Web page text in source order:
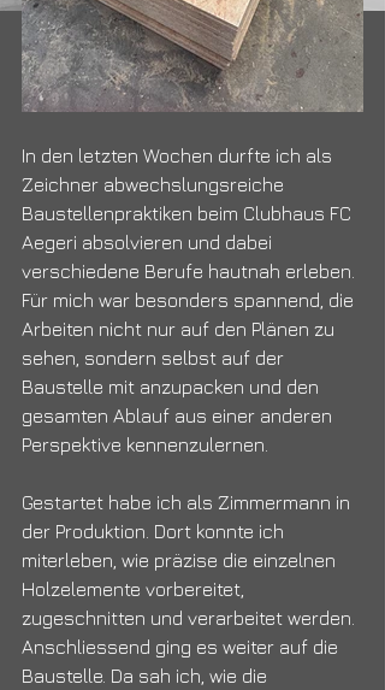
In den letzten Wochen durfte ich als
Zeichner abwechslungsreiche
Baustellenpraktiken beim Clubhaus FC
Aegeri absolvieren und dabei
verschiedene Berufe hautnah erleben.
Für mich war besonders spannend, die
Arbeiten nicht nur auf den Plänen zu
sehen, sondern selbst auf der
Baustelle mit anzupacken und den
gesamten Ablauf aus einer anderen
Perspektive kennenzulernen.
Gestartet habe ich als Zimmermann in
der Produktion. Dort konnte ich
miterleben, wie präzise die einzelnen
Holzelemente vorbereitet,
zugeschnitten und verarbeitet werden.
Anschliessend ging es weiter auf die
Baustelle. Da sah ich, wie die